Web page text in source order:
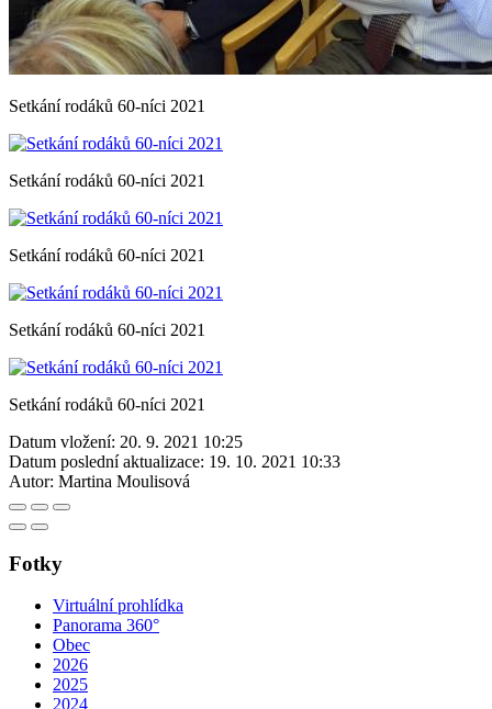
Setkání rodáků 60-níci 2021
Setkání rodáků 60-níci 2021
Setkání rodáků 60-níci 2021
Setkání rodáků 60-níci 2021
Setkání rodáků 60-níci 2021
Datum vložení: 20. 9. 2021 10:25
Datum poslední aktualizace: 19. 10. 2021 10:33
Autor: Martina Moulisová
Fotky
Virtuální prohlídka
Panorama 360°
Obec
2026
2025
2024